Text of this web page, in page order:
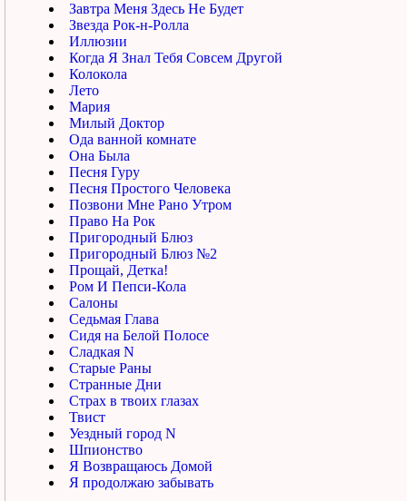
Завтра Меня Здесь Не Будет
Звезда Рок-н-Ролла
Иллюзии
Когда Я Знал Тебя Совсем Другой
Колокола
Лето
Мария
Милый Доктор
Ода ванной комнате
Она Была
Песня Гуру
Песня Простого Человека
Позвони Мне Рано Утром
Право На Рок
Пригородный Блюз
Пригородный Блюз №2
Прощай, Детка!
Ром И Пепси-Кола
Салоны
Седьмая Глава
Сидя на Белой Полосе
Сладкая N
Старые Раны
Странные Дни
Страх в твоих глазах
Твист
Уездный город N
Шпионство
Я Возвращаюсь Домой
Я продолжаю забывать